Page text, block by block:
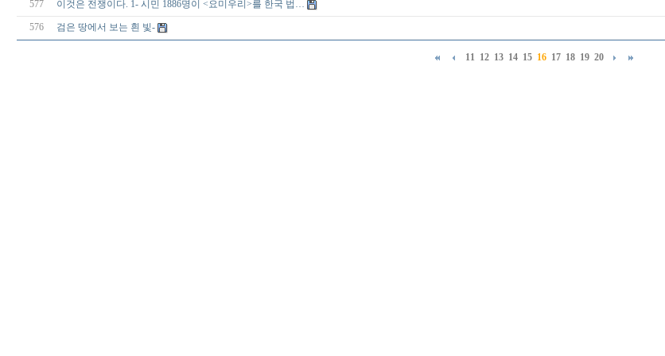
577 이것은 전쟁이다. 1- 시민 1886명이 <요미우리>를 한국 법…
576 검은 땅에서 보는 흰 빛-
11 12 13 14 15 16 17 18 19 20